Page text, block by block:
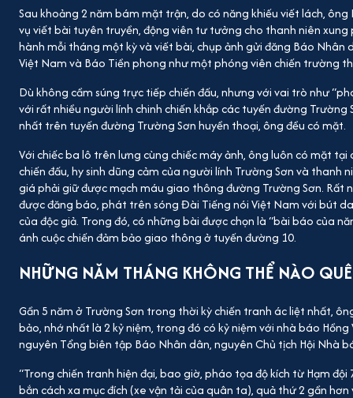
Sau khoảng 2 năm bám mặt trận, do có năng khiếu viết lách,
vụ viết bài tuyên truyền, động viên tư tưởng cho thanh niên
hành mỗi tháng một kỳ và viết bài, chụp ảnh gửi đăng Báo Nhân
Việt Nam và Báo Tiền phong như một phóng viên chiến trường
Dù không cầm súng trực tiếp chiến đấu, nhưng với vai trò như
với rất nhiều người lính chinh chiến khắp các tuyến đường
nhất trên tuyến đường Trường Sơn huyền thoại, ông đều có mặt.
Với chiếc ba lô trên lưng cùng chiếc máy ảnh, ông luôn có mặt
chiến đấu, hy sinh dũng cảm của người lính Trường Sơn và
giá phải giữ được mạch máu giao thông đường Trường Sơn. Rất
được đăng báo, phát trên sóng Đài Tiếng nói Việt Nam với bút
của độc giả. Trong đó, có những bài được chọn là “bài báo của
ánh cuộc chiến đảm bảo giao thông ở tuyến đường 10.
NHỮNG NĂM THÁNG KHÔNG THỂ NÀO
Gần 5 năm ở Trường Sơn trong thời kỳ chiến tranh ác liệt nhất,
bảo, nhớ nhất là 2 kỷ niệm, trong đó có kỷ niệm với nhà báo
nguyên Tổng biên tập Báo Nhân dân, nguyên Chủ tịch Hội Nhà
“Trong chiến tranh hiện đại, bao giờ, pháo tọa độ kích từ Hạm
bắn cách xa mục đích (xe vận tải của quân ta), quả thứ 2 gần